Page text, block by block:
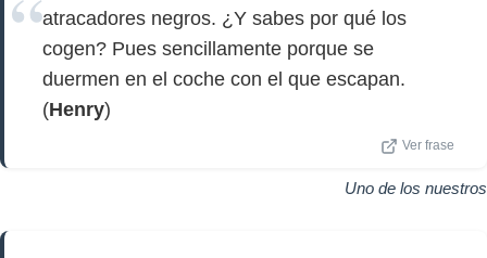
atracadores negros. ¿Y sabes por qué los
cogen? Pues sencillamente porque se
duermen en el coche con el que escapan.
(Henry)
Ver frase
Uno de los nuestros